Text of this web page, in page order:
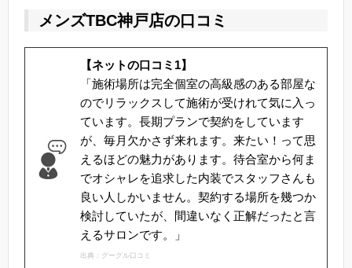
メンズTBC神戸店の口コミ
【ネットの口コミ1】
「施術場所は完全個室の高級感のある部屋な
のでリラックスして施術が受けれて気に入っ
ています。長期プランで契約をしています
が、毎月欠かさず来れます。来たい！って思
えるほどの魅力があります。待合室から何ま
でオシャレを追求した内装でスタッフさんも
良い人しかいません。契約する場所を幾つか
検討していたが、間違いなく正解だったと言
えるサロンです。」
出典：グーグル口コミ